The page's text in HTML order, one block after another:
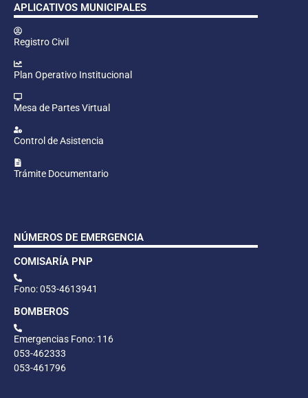
APLICATIVOS MUNICIPALES
Registro Civil
Plan Operativo Institucional
Mesa de Partes Virtual
Control de Asistencia
Trámite Documentario
NÚMEROS DE EMERGENCIA
COMISARÍA PNP
Fono: 053-4613941
BOMBEROS
Emergencias Fono: 116
053-462333
053-461796